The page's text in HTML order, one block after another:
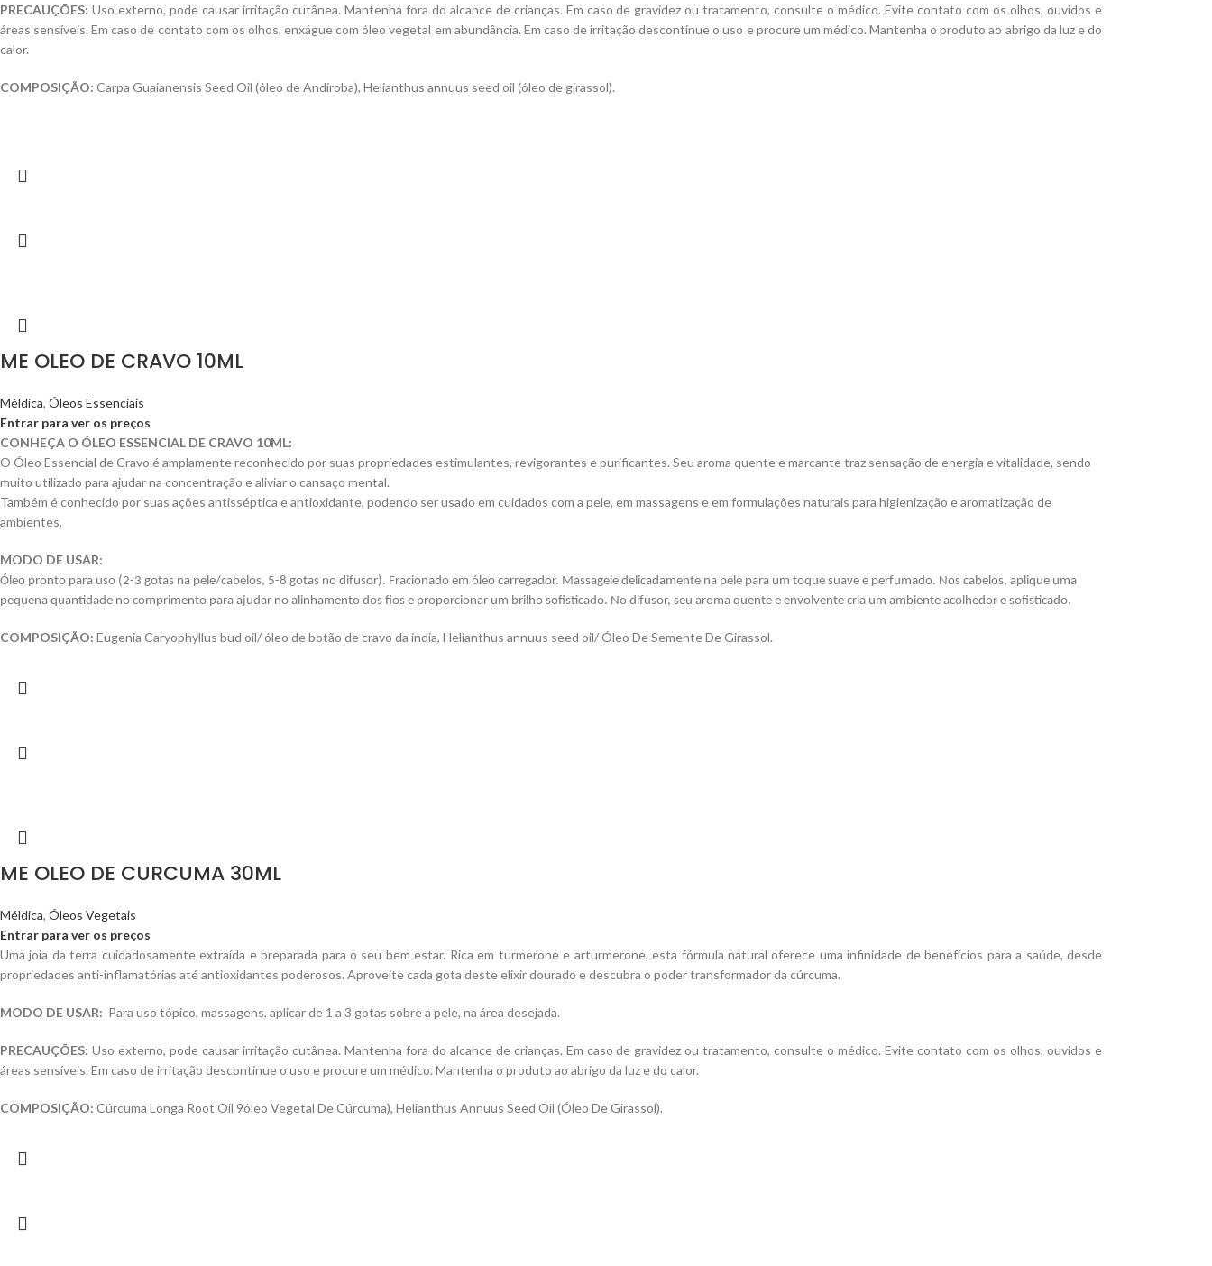
PRECAUÇÕES: Uso externo, pode causar irritação cutânea. Mantenha fora do alcance de crianças. Em caso de gravidez ou tratamento, consulte o médico. Evite contato com os olhos, ouvidos e
áreas sensíveis. Em caso de contato com os olhos, enxágue com óleo vegetal em abundância. Em caso de irritação descontinue o uso e procure um médico. Mantenha o produto ao abrigo da luz e do
calor.
COMPOSIÇÃO: Carpa Guaianensis Seed Oil (óleo de Andiroba), Helianthus annuus seed oil (óleo de girassol).
ME OLEO DE CRAVO 10ML
Méldica, Óleos Essenciais
Entrar para ver os preços
CONHEÇA O ÓLEO ESSENCIAL DE CRAVO 10ML:
O Óleo Essencial de Cravo é amplamente reconhecido por suas propriedades estimulantes, revigorantes e purificantes. Seu aroma quente e marcante traz sensação de energia e vitalidade, sendo
muito utilizado para ajudar na concentração e aliviar o cansaço mental.
Também é conhecido por suas ações antisséptica e antioxidante, podendo ser usado em cuidados com a pele, em massagens e em formulações naturais para higienização e aromatização de
ambientes.
MODO DE USAR:
Óleo pronto para uso (2-3 gotas na pele/cabelos, 5-8 gotas no difusor). Fracionado em óleo carregador. Massageie delicadamente na pele para um toque suave e perfumado. Nos cabelos, aplique uma
pequena quantidade no comprimento para ajudar no alinhamento dos fios e proporcionar um brilho sofisticado. No difusor, seu aroma quente e envolvente cria um ambiente acolhedor e sofisticado.
COMPOSIÇÃO: Eugenia Caryophyllus bud oil/ óleo de botão de cravo da india, Helianthus annuus seed oil/ Óleo De Semente De Girassol.
ME OLEO DE CURCUMA 30ML
Méldica, Óleos Vegetais
Entrar para ver os preços
Uma joia da terra cuidadosamente extraída e preparada para o seu bem estar. Rica em turmerone e arturmerone, esta fórmula natural oferece uma infinidade de benefícios para a saúde, desde
propriedades anti-inflamatórias até antioxidantes poderosos. Aproveite cada gota deste elixir dourado e descubra o poder transformador da cúrcuma.
MODO DE USAR: Para uso tópico, massagens, aplicar de 1 a 3 gotas sobre a pele, na área desejada.
PRECAUÇÕES: Uso externo, pode causar irritação cutânea. Mantenha fora do alcance de crianças. Em caso de gravidez ou tratamento, consulte o médico. Evite contato com os olhos, ouvidos e
áreas sensíveis. Em caso de irritação descontinue o uso e procure um médico. Mantenha o produto ao abrigo da luz e do calor.
COMPOSIÇÃO: Cúrcuma Longa Root Oil 9óleo Vegetal De Cúrcuma), Helianthus Annuus Seed Oil (Óleo De Girassol).